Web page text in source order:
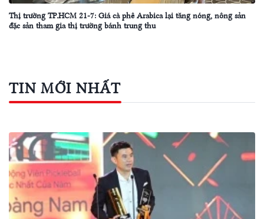
Thị trường TP.HCM 21-7: Giá cà phê Arabica lại tăng nóng, nông sản
đặc sản tham gia thị trường bánh trung thu
TIN MỚI NHẤT